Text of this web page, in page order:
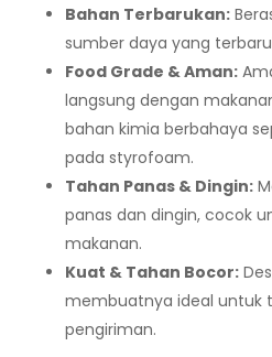
Bahan Terbarukan:
sumber daya yang
Food Grade & Aman:
langsung dengan
bahan kimia berbahaya
pada styrofoam.
Tahan Panas & Dingin:
panas dan dingin, cocok
makanan.
Kuat & Tahan Bocor:
membuatnya ideal untuk
pengiriman.